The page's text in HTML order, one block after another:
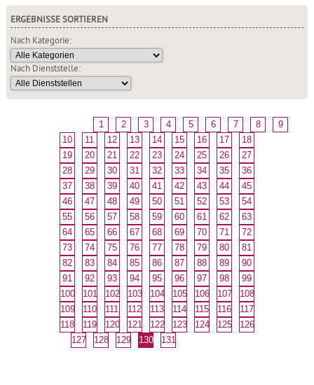
ERGEBNISSE SORTIEREN
Nach Kategorie:
Nach Dienststelle:
1 2 3 4 5 6 7 8
9
10
11 12 13 14 15 16 17
18
19
20 21 22 23 24 25 26
27
28
29 30 31 32 33 34 35
36
37
38 39 40 41 42 43 44
45
46
47 48 49 50 51 52 53
54
55
56 57 58 59 60 61 62
63
64
65 66 67 68 69 70 71
72
73
74 75 76 77 78 79 80
81
82
83 84 85 86 87 88 89
90
91
92 93 94 95 96 97 98
99
100
101 102 103 104 105 106 107
108
109
110 111 112 113 114 115 116
117
118
119 120 121 122 123 124 125
126
127
128 129 130 131